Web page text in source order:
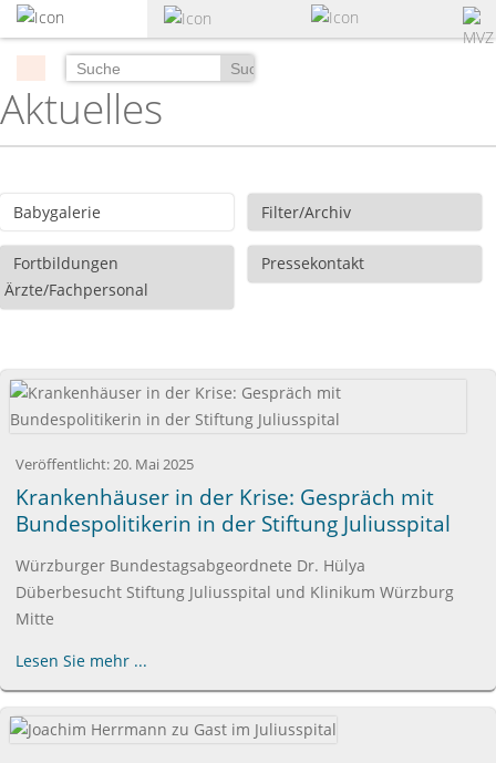
zum
Hauptinhalt
Suchen
Aktuelles
Babygalerie Filter/Archiv
Fortbildungen
Ärzte/Fachpersonal
Pressekontakt
Veröffentlicht:20. Mai 2025
Krankenhäuser in der Krise: Gespräch mit
Bundespolitikerin in der Stiftung Juliusspital
Würzburger Bundestagsabgeordnete Dr. Hülya
Düberbesucht Stiftung Juliusspital und Klinikum Würzburg
Mitte
Lesen Sie mehr ...